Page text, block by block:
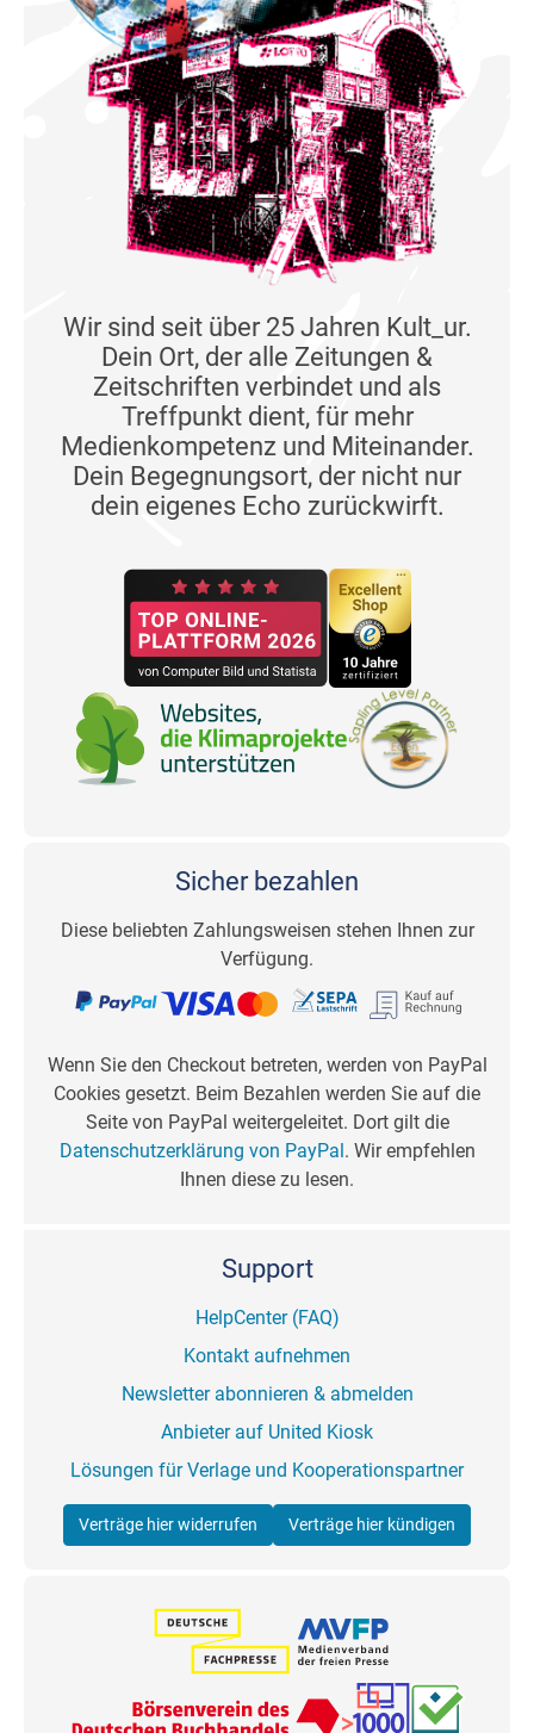
Wir sind seit über 25 Jahren Kult_ur.
Dein Ort, der alle Zeitungen &
Zeitschriften verbindet und als
Treffpunkt dient, für mehr
Medienkompetenz und Miteinander.
Dein Begegnungsort, der nicht nur
dein eigenes Echo zurückwirft.
Sicher bezahlen
Diese beliebten Zahlungsweisen stehen Ihnen zur
Verfügung.
Wenn Sie den Checkout betreten, werden von PayPal
Cookies gesetzt. Beim Bezahlen werden Sie auf die
Seite von PayPal weitergeleitet. Dort gilt die
Datenschutzerklärung von PayPal . Wir empfehlen
Ihnen diese zu lesen.
Support
HelpCenter (FAQ)
Kontakt aufnehmen
Newsletter abonnieren & abmelden
Anbieter auf United Kiosk
Lösungen für Verlage und Kooperationspartner
Verträge hier widerrufen Verträge hier kündigen